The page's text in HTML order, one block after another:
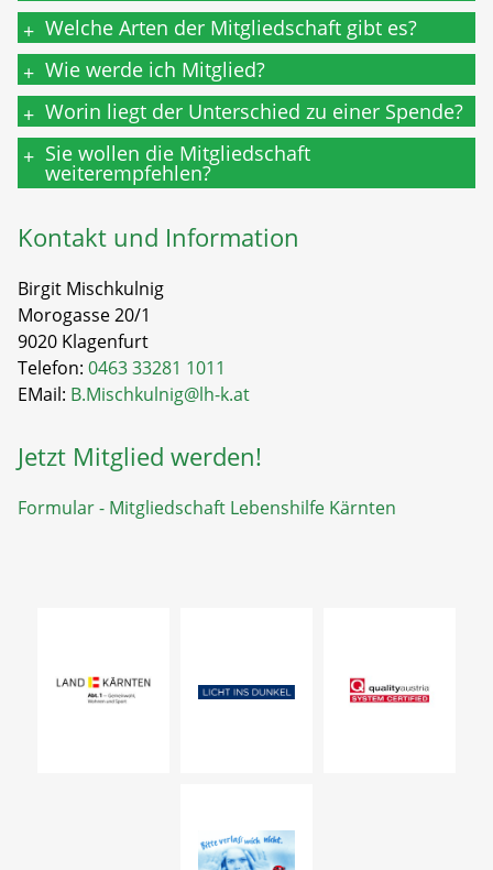
+ Welche Arten der Mitgliedschaft gibt es?
+ Wie werde ich Mitglied?
+ Worin liegt der Unterschied zu einer Spende?
+ Sie wollen die Mitgliedschaft
weiterempfehlen?
Kontakt und Information
Birgit Mischkulnig
Morogasse 20/1
9020 Klagenfurt
Telefon: 0463 33281 1011
EMail: B.Mischkulnig@lh-k.at
Jetzt Mitglied werden!
Formular - Mitgliedschaft Lebenshilfe Kärnten